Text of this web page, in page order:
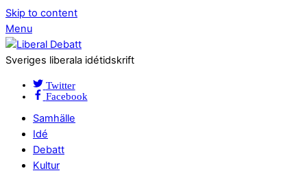
Skip to content
Menu
Sveriges liberala idétidskrift
Twitter
Facebook
Samhälle
Idé
Debatt
Kultur